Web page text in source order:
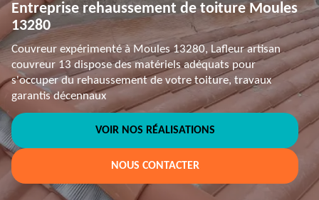
Entreprise rehaussement de toiture Moules
13280
Couvreur expérimenté à Moules 13280, Lafleur artisan
couvreur 13 dispose des matériels adéquats pour
s'occuper du rehaussement de votre toiture, travaux
garantis décennaux
VOIR NOS RÉALISATIONS
NOUS CONTACTER